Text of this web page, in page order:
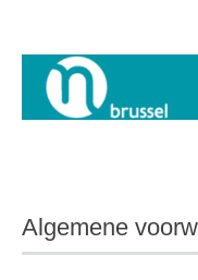
Algemene